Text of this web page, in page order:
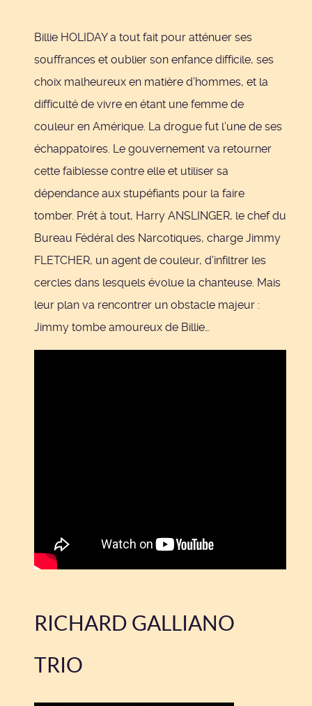
Billie HOLIDAY a tout fait pour atténuer ses
souffrances et oublier son enfance difficile, ses
choix malheureux en matière d’hommes, et la
difficulté de vivre en étant une femme de
couleur en Amérique. La drogue fut l’une de ses
échappatoires. Le gouvernement va retourner
cette faiblesse contre elle et utiliser sa
dépendance aux stupéfiants pour la faire
tomber. Prêt à tout, Harry ANSLINGER, le chef du
Bureau Fédéral des Narcotiques, charge Jimmy
FLETCHER, un agent de couleur, d’infiltrer les
cercles dans lesquels évolue la chanteuse. Mais
leur plan va rencontrer un obstacle majeur :
Jimmy tombe amoureux de Billie…
RICHARD GALLIANO
TRIO